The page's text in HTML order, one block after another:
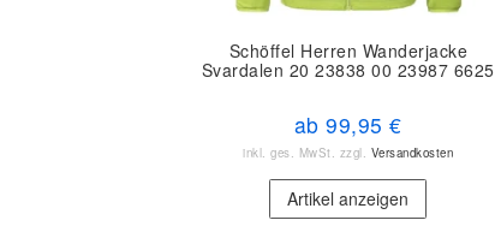
Schöffel Herren Wanderjacke
Svardalen 20 23838 00 23987 6625
ab 99,95 €
inkl. ges. MwSt. zzgl. Versandkosten
Artikel anzeigen